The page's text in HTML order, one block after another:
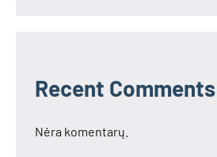
Recent Comments
Nėra komentarų.